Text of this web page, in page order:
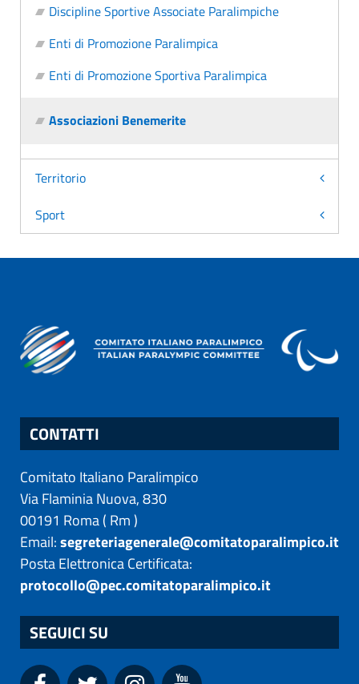
Discipline Sportive Associate Paralimpiche
Enti di Promozione Paralimpica
Enti di Promozione Sportiva Paralimpica
Associazioni Benemerite
Territorio
Sport
CONTATTI
Comitato Italiano Paralimpico
Via Flaminia Nuova, 830
00191 Roma( Rm)
Email:segreteriagenerale@comitatoparalimpico.it
Posta Elettronica Certificata:
protocollo@pec.comitatoparalimpico.it
SEGUICI SU